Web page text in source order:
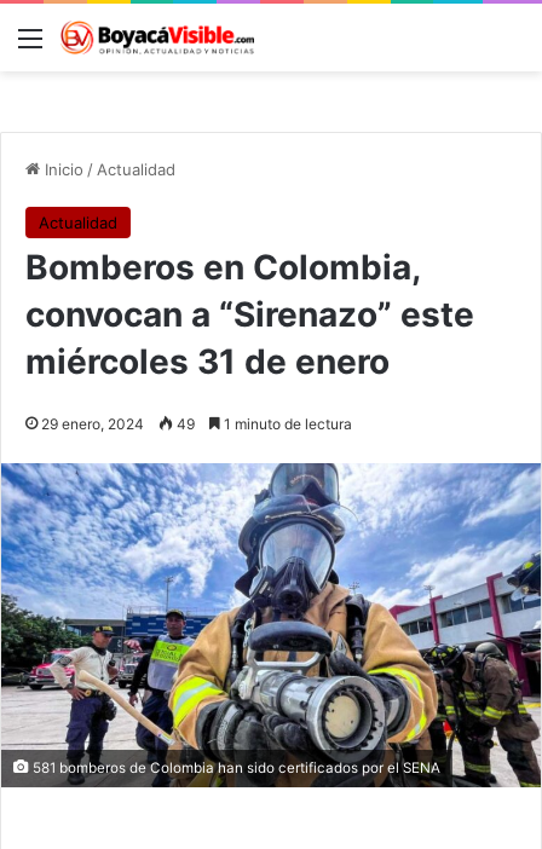
Menú
Inicio / Actualidad
Actualidad
Bomberos en Colombia,
convocan a “Sirenazo” este
miércoles 31 de enero
29 enero, 2024 49 1 minuto de lectura
581 bomberos de Colombia han sido certificados por el SENA